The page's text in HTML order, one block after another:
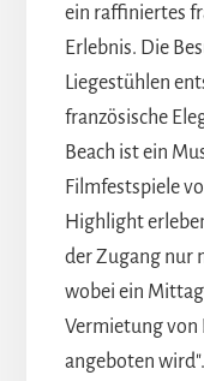
ein raffiniertes
Erlebnis. Die
Liegestühlen
französische
Beach ist ein
Filmfestspiele
Highlight
der Zugang nur
wobei ein
Vermietung von
angeboten wird".